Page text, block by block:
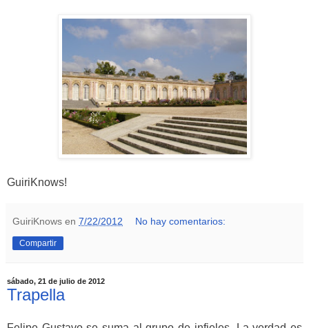
GuiriKnows!
GuiriKnows en 7/22/2012 No hay comentarios:
Compartir
sábado, 21 de julio de 2012
Trapella